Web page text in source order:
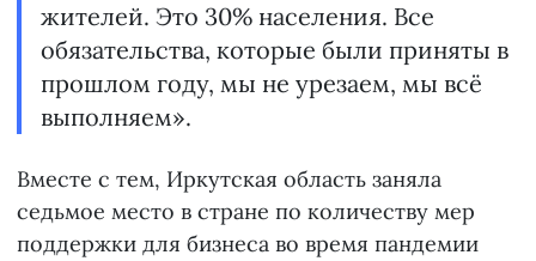
жителей. Это 30% населения. Все
обязательства, которые были приняты в
прошлом году, мы не урезаем, мы всё
выполняем».
Вместе с тем, Иркутская область заняла
седьмое место в стране по количеству мер
поддержки для бизнеса во время пандемии